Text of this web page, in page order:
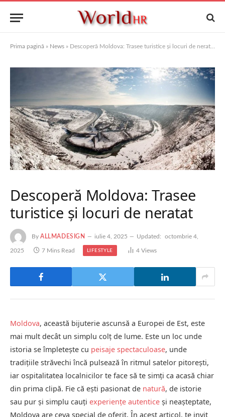
Prima pagină » News » Descoperă Moldova: Trasee turistice și locuri de neratat
Descoperă Moldova: Trasee
turistice și locuri de neratat
By ALLMADESIGN iulie 4, 2025 Updated: octombrie 4,
2025 7 Mins Read LIFESTYLE 4 Views
Moldova, această bijuterie ascunsă a Europei de Est, este
mai mult decât un simplu colț de lume. Este un loc unde
istoria se împletește cu peisaje spectaculoase, unde
tradițiile străvechi încă pulsează în ritmul satelor pitorești,
iar ospitalitatea localnicilor te face să te simți ca acasă chiar
din prima clipă. Fie că ești pasionat de natură, de istorie
sau pur și simplu cauți experiențe autentice și neașteptate,
Moldova are ceva special de oferit. În acest articol, te invit